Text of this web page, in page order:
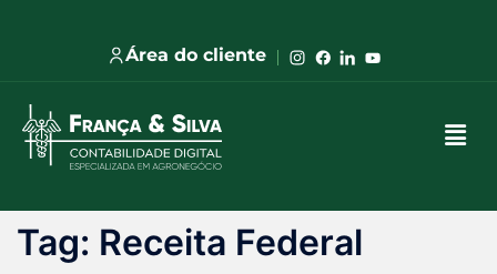
Área do cliente
Tag: Receita Federal